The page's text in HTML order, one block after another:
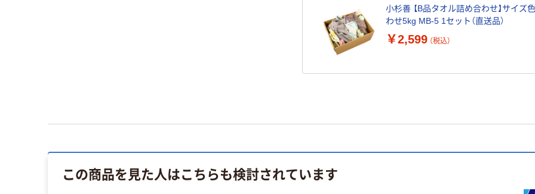
小杉善 【B品タオル詰め合わせ】サイズ
わせ5kg MB-5 1セット（直送品）
￥2,599 （税込）
この商品を見た人はこちらも検討されています